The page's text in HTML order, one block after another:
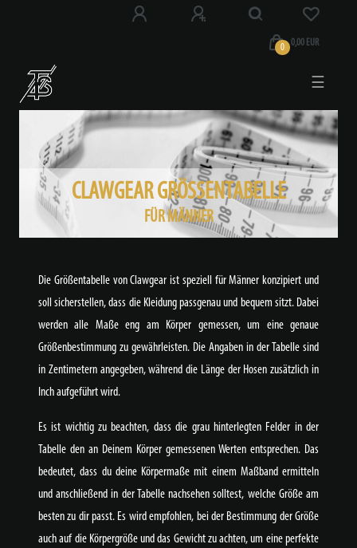
0 0,00 EUR
☰
CLAWGEAR GRÖSSENTABELLE
FÜR MÄNNER
Die Größentabelle von Clawgear ist speziell für Männer konzipiert und
soll sicherstellen, dass die Kleidung passgenau und bequem sitzt. Dabei
werden alle Maße eng am Körper gemessen, um eine genaue
Größenbestimmung zu gewährleisten. Die Angaben in der Tabelle sind
in Zentimetern angegeben, während die Länge der Hosen zusätzlich in
Inch aufgeführt wird.
Es ist wichtig zu beachten, dass die grau hinterlegten Felder in der
Tabelle den an Deinem Körper gemessenen Werten entsprechen. Das
bedeutet, dass du deine Körpermaße mit einem Maßband ermitteln
und anschließend in der Tabelle nachsehen solltest, welche Größe am
besten zu dir passt. Es wird empfohlen, bei der Bestimmung der Größe
auch auf die Körpergröße und das Gewicht zu achten, um eine perfekte